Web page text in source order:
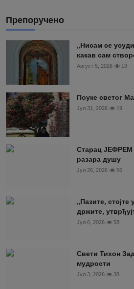
Препоручено
„Нисам се
какав сам
Август 5, 2026 19
Поуке светог
Јул 31, 2026 19
Старац ЈЕФРЕМ
разара душу
Јул 26, 2026 56
„Пазите,
држите,
Јул 6, 2026 58
Свети Тихон
мудрости
Јул 3, 2026 38